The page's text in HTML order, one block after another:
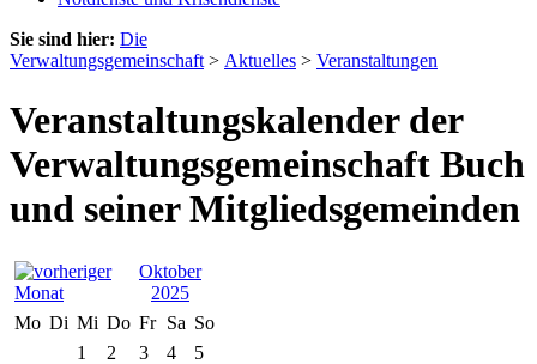
Sie sind hier: Die
Verwaltungsgemeinschaft > Aktuelles > Veranstaltungen
Veranstaltungskalender der
Verwaltungsgemeinschaft Buch
und seiner Mitgliedsgemeinden
Oktober
2025
Mo Di Mi Do Fr Sa So
1
2 3 4
5